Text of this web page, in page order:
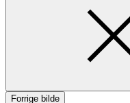
Mat og drikke
Forrige bilde